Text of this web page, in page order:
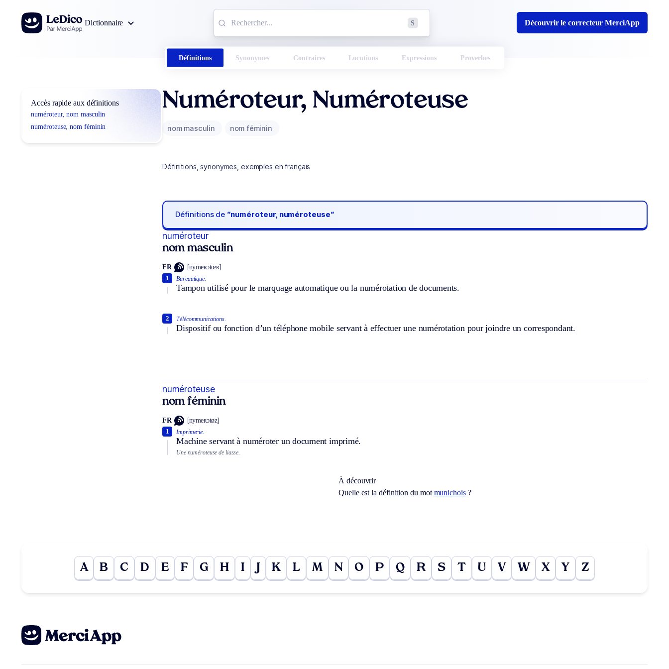
Aller au contenu
Dictionnaire
S Découvrir le correcteur MerciApp
Définitions Synonymes Contraires Locutions Expressions Proverbes
Accès rapide aux définitions
numéroteur, nom masculin
numéroteuse, nom féminin
Numéroteur, Numéroteuse
nom masculin nom féminin
Définitions, synonymes, exemples en français
Définitions de “numéroteur, numéroteuse“
numéroteur
nom masculin
FR [nymeʀɔtœʀ]
Bureautique.
Tampon utilisé pour le marquage automatique ou la numérotation de documents.
1
Télécommunications.
Dispositif ou fonction d’un téléphone mobile servant à effectuer une numérotation pour joindre un correspondant.
2
numéroteuse
nom féminin
FR [nymeʀɔtøz]
Imprimerie.
Machine servant à numéroter un document imprimé.
1
Une numéroteuse de liasse.
À découvrir
Quelle est la définition du mot munichois?
A B C D E F G H I J K L M N O P Q R S T U V W X Y Z